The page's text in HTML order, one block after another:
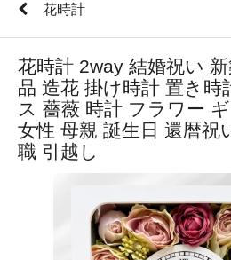
花時計
花時計 2way 結婚祝い
品 造花 掛け時計 置き時
ス 薔薇 時計 フラワー
女性 母親 誕生日 還暦祝
職 引越し